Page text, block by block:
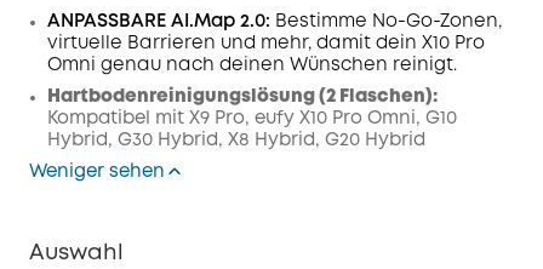
ANPASSBARE AI.Map 2.0: Bestimme No-Go-Zonen,
virtuelle Barrieren und mehr, damit dein X10 Pro
Omni genau nach deinen Wünschen reinigt.
Hartbodenreinigungslösung (2 Flaschen):
Kompatibel mit X9 Pro, eufy X10 Pro Omni, G10
Hybrid, G30 Hybrid, X8 Hybrid, G20 Hybrid
Weniger sehen
Auswahl